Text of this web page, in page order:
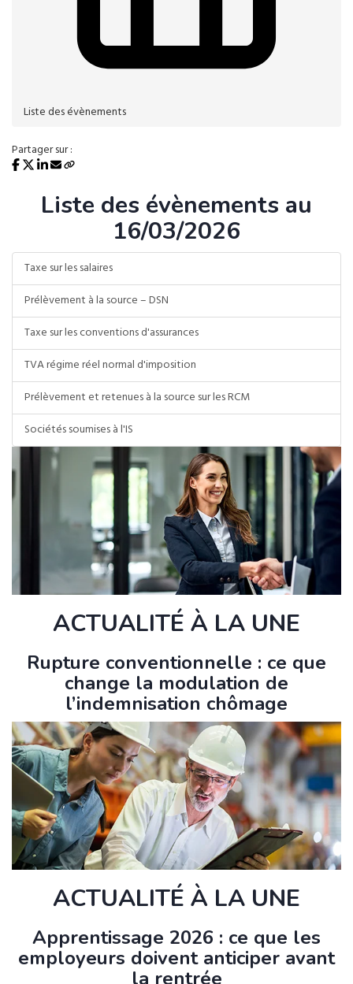
Liste des évènements
Partager sur :
Liste des évènements au
16/03/2026
Taxe sur les salaires
Prélèvement à la source – DSN
Taxe sur les conventions d'assurances
TVA régime réel normal d'imposition
Prélèvement et retenues à la source sur les RCM
Sociétés soumises à l'IS
ACTUALITÉ À LA UNE
Rupture conventionnelle : ce que
change la modulation de
l’indemnisation chômage
ACTUALITÉ À LA UNE
Apprentissage 2026 : ce que les
employeurs doivent anticiper avant
la rentrée